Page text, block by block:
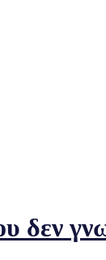
δεν